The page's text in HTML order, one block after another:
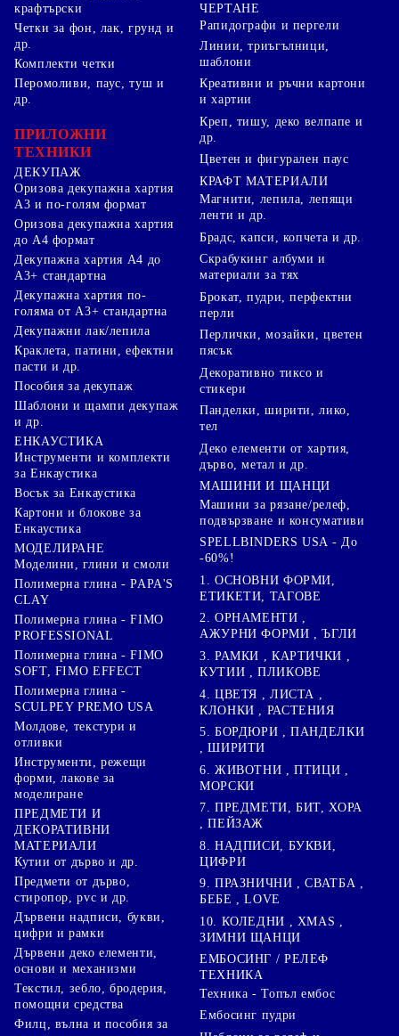
крафтърски
Четки за фон, лак, грунд и
др.
Комплекти четки
ЧЕРТАНЕ
Рапидографи и пергели
Линии, триъгълници,
шаблони
Перомоливи, паус, туш и
др.
ПРИЛОЖНИ
ТЕХНИКИ
ДЕКУПАЖ
Оризова декупажна хартия
А3 и по-голям формат
Оризова декупажна хартия
до А4 формат
Декупажна хартия А4 до
А3+ стандартна
Декупажна хартия по-
голяма от А3+ стандартна
Декупажни лак/лепила
Краклета, патини, ефектни
пасти и др.
Пособия за декупаж
Шаблони и щампи декупаж
и др.
ЕНКАУСТИКА
Инструменти и комплекти
за Енкаустика
Восък за Енкаустика
Картони и блокове за
Енкаустика
МОДЕЛИРАНЕ
Моделини, глини и смоли
Полимерна глина - PAPA'S
CLAY
Полимерна глина - FIMO
PROFESSIONAL
Полимерна глина - FIMO
SOFT, FIMO EFFECT
Полимерна глина -
SCULPEY PREMO USA
Молдове, текстури и
отливки
Инструменти, режещи
форми, лакове за
моделиране
ПРЕДМЕТИ И
ДЕКОРАТИВНИ
МАТЕРИАЛИ
Кутии от дърво и др.
Предмети от дърво,
стиропор, pvc и др.
Дървени надписи, букви,
цифри и рамки
Дървени деко елементи,
основи и механизми
Текстил, зебло, бродерия,
помощни средства
Филц, вълна и пособия за
Креативни и ръчни картони
и хартии
Креп, тишу, деко велпапе и
др.
Цветен и фигурален паус
КРАФТ МАТЕРИАЛИ
Магнити, лепила, лепящи
ленти и др.
Брадс, капси, копчета и др.
Скрабукинг албуми и
материали за тях
Брокат, пудри, перфектни
перли
Перлички, мозайки, цветен
пясък
Декоративно тиксо и
стикери
Панделки, ширити, лико,
тел
Деко елементи от хартия,
дърво, метал и др.
МАШИНИ И ЩАНЦИ
Машини за рязане/релеф,
подвързване и консумативи
SPELLBINDERS USA - До
-60%!
1. ОСНОВНИ ФОРМИ,
ЕТИКЕТИ, ТАГОВЕ
2. ОРНАМЕНТИ ,
АЖУРНИ ФОРМИ , ЪГЛИ
3. РАМКИ , КАРТИЧКИ ,
КУТИИ , ПЛИКОВЕ
4. ЦВЕТЯ , ЛИСТА ,
КЛОНКИ , РАСТЕНИЯ
5. БОРДЮРИ , ПАНДЕЛКИ
, ШИРИТИ
6. ЖИВОТНИ , ПТИЦИ ,
МОРСКИ
7. ПРЕДМЕТИ, БИТ, ХОРА
, ПЕЙЗАЖ
8. НАДПИСИ, БУКВИ,
ЦИФРИ
9. ПРАЗНИЧНИ , СВАТБА ,
БЕБЕ , LOVE
10. КОЛЕДНИ , XMAS ,
ЗИМНИ ЩАНЦИ
ЕМБОСИНГ / РЕЛЕФ
ТЕХНИКА
Техника - Топъл ембос
Ембосинг пудри